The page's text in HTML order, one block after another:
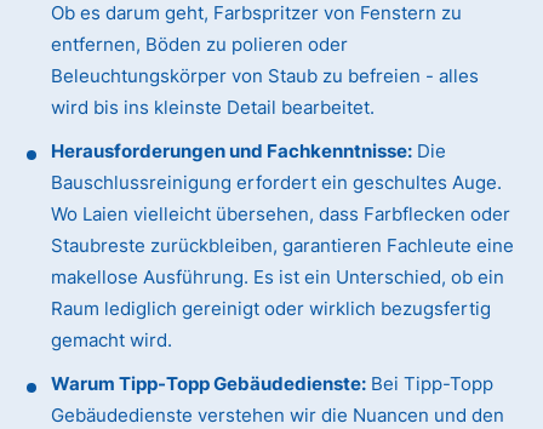
Ob es darum geht, Farbspritzer von Fenstern zu
entfernen, Böden zu polieren oder
Beleuchtungskörper von Staub zu befreien - alles
wird bis ins kleinste Detail bearbeitet.
Herausforderungen und Fachkenntnisse: Die
Bauschlussreinigung erfordert ein geschultes Auge.
Wo Laien vielleicht übersehen, dass Farbflecken oder
Staubreste zurückbleiben, garantieren Fachleute eine
makellose Ausführung. Es ist ein Unterschied, ob ein
Raum lediglich gereinigt oder wirklich bezugsfertig
gemacht wird.
Warum Tipp-Topp Gebäudedienste: Bei Tipp-Topp
Gebäudedienste verstehen wir die Nuancen und den